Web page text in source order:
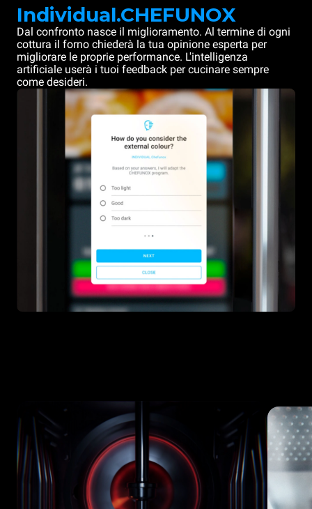
Individual.CHEFUNOX
Dal confronto nasce il miglioramento. Al termine di ogni
cottura il forno chiederà la tua opinione esperta per
migliorare le proprie performance. L'intelligenza
artificiale userà i tuoi feedback per cucinare sempre
come desideri.